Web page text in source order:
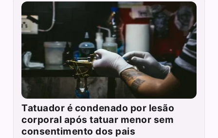
Tatuador é condenado por lesão
corporal após tatuar menor sem
consentimento dos pais